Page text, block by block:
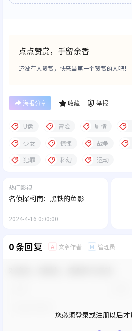
点点赞赏，手留余香
还没有人赞赏，快来当第一个赞赏的人吧！
海报分享 收藏 举报
U盘 冒险 剧情
少女
惊悚 战争
犯罪
科幻 运动
热门影视
名侦探柯南：黑铁的鱼影
2024-4-16 0:00:00
0 条回复 A 文章作者 M 管理员
您必须登录或注册以后